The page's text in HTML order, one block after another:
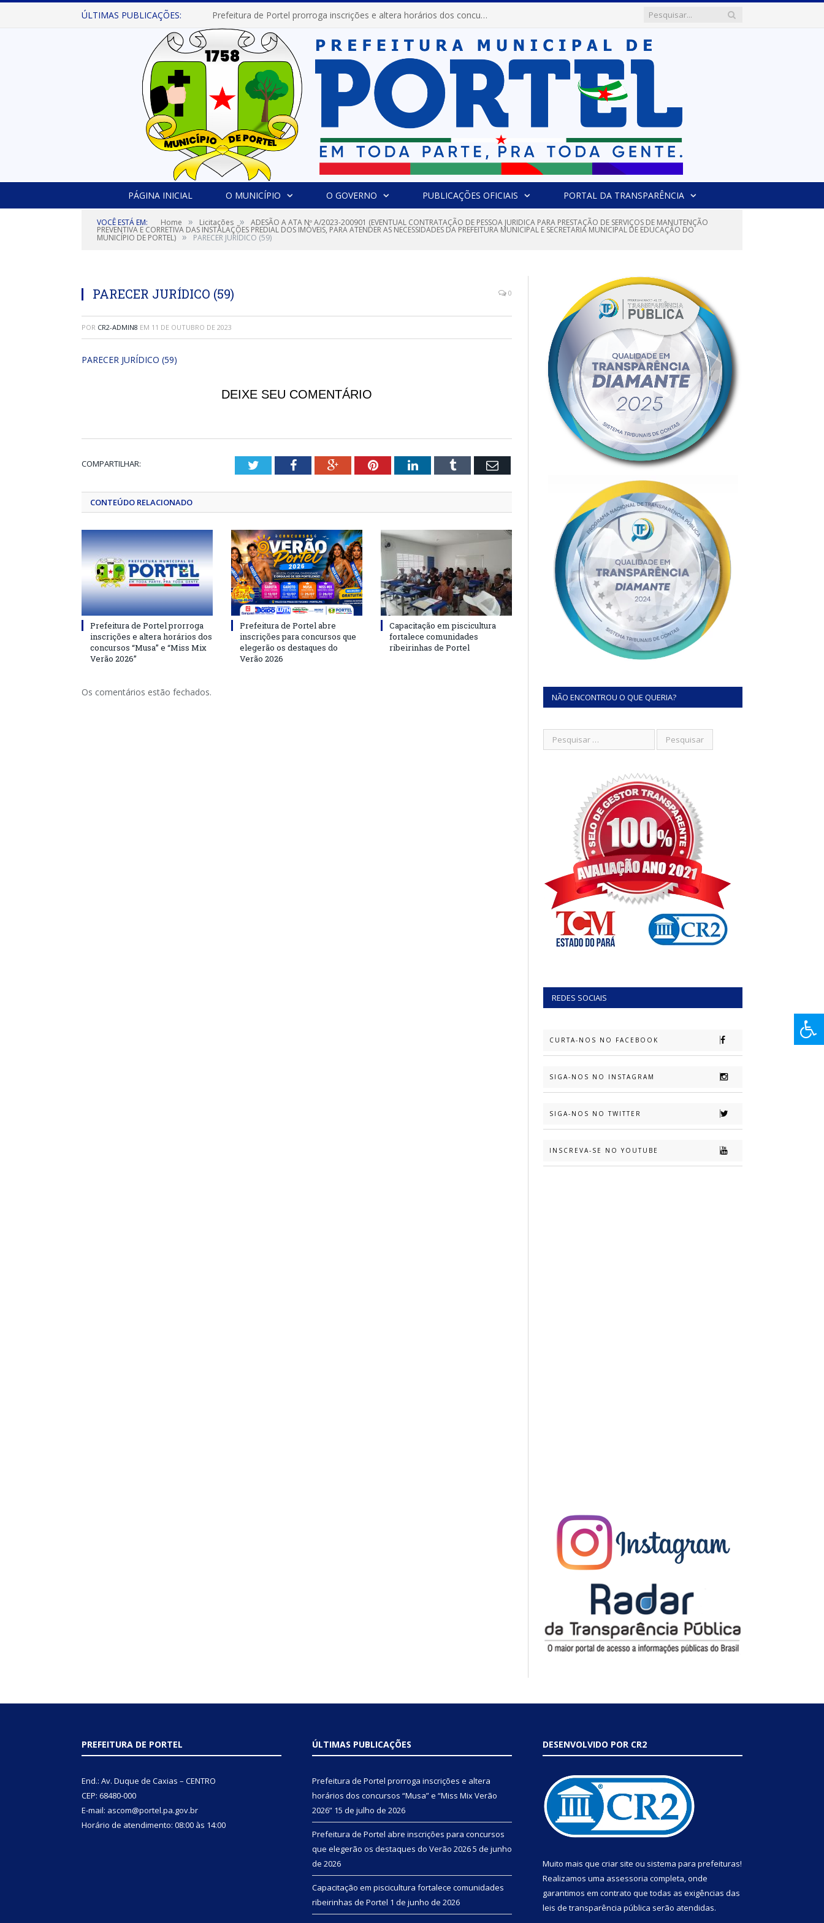
ÚLTIMAS PUBLICAÇÕES: Prefeitura de Portel prorroga inscrições e altera horários dos concursos “Musa” e “Miss Mix Verão 2026”
PÁGINA INICIAL O MUNICÍPIO O GOVERNO PUBLICAÇÕES OFICIAIS PORTAL DA TRANSPARÊNCIA
VOCÊ ESTÁ EM: Home » Licitações » ADESÃO A ATA Nº A/2023-200901 (EVENTUAL CONTRATAÇÃO DE PESSOA JURIDICA PARA PRESTAÇÃO DE SERVIÇOS DE MANUTENÇÃO
PREVENTIVA E CORRETIVA DAS INSTALAÇÕES PREDIAL DOS IMÓVEIS, PARA ATENDER AS NECESSIDADES DA PREFEITURA MUNICIPAL E SECRETARIA MUNICIPAL DE EDUCAÇÃO DO
MUNICÍPIO DE PORTEL) » PARECER JURÍDICO (59)
PARECER JURÍDICO (59) 0
POR CR2-ADMIN8 EM 11 DE OUTUBRO DE 2023
PARECER JURÍDICO (59)
DEIXE SEU COMENTÁRIO
COMPARTILHAR: TwitterFacebookGoogle+PinterestLinkedInTumblr Email
CONTEÚDO RELACIONADO
Prefeitura de Portel prorroga
inscrições e altera horários dos
concursos “Musa” e “Miss Mix
Verão 2026”
Prefeitura de Portel abre
inscrições para concursos que
elegerão os destaques do
Verão 2026
Capacitação em piscicultura
fortalece comunidades
ribeirinhas de Portel
Os comentários estão fechados. NÃO ENCONTROU O QUE QUERIA?
REDES SOCIAIS
CURTA-NOS NO FACEBOOK
SIGA-NOS NO INSTAGRAM
SIGA-NOS NO TWITTER
INSCREVA-SE NO YOUTUBE
PREFEITURA DE PORTEL
End.: Av. Duque de Caxias – CENTRO
CEP: 68480-000
E-mail: ascom@portel.pa.gov.br
Horário de atendimento: 08:00 às 14:00
ÚLTIMAS PUBLICAÇÕES
Prefeitura de Portel prorroga inscrições e altera
horários dos concursos “Musa” e “Miss Mix Verão
2026” 15 de julho de 2026
Prefeitura de Portel abre inscrições para concursos
que elegerão os destaques do Verão 20265 de junho
de 2026
Capacitação em piscicultura fortalece comunidades
ribeirinhas de Portel 1 de junho de 2026
DESENVOLVIDO POR CR2
Muito mais que criar site ou sistema para prefeituras!
Realizamos uma assessoria completa, onde
garantimos em contrato que todas as exigências das
leis de transparência pública serão atendidas.